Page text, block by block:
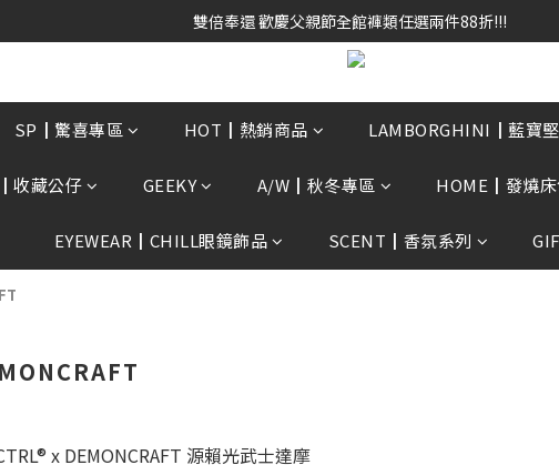
雙倍奉還 歡慶父親節全館褲類任選兩件88折!!!
雙倍奉還 歡慶父親節全館褲類任選兩件88折!!!
館消費滿額$1680贈3D好野貓公仔(絲綢鐵黑) 滿額$2499贈達摩金幣 送完為止!  滿
雙倍奉還 歡慶父親節全館褲類任選兩件88折!!!
SP┃驚喜專區 HOT┃熱銷商品 LAMBORGHINI┃藍寶
收藏公仔 GEEKY A/W┃秋冬專區 HOME┃發燒
EYEWEAR┃CHILL眼鏡飾品 SCENT┃香氛系列